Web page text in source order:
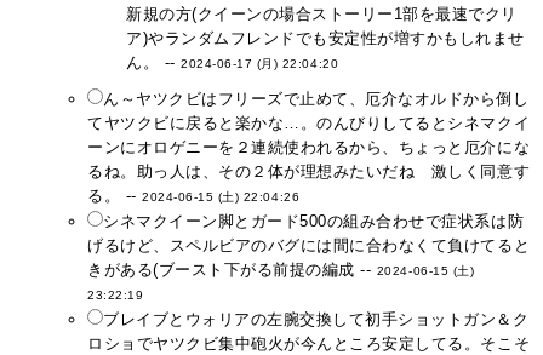
新規の方(クイーンの場合ストーリー1部を最速でクリ
ア)やランダムフレンドでも安定性が増すかもしれませ
ん。 --2024-06-17 (月) 22:04:20
ん～ヤツクビはフリーズで止めて、厄介なオルドから倒し
てヤツクビに戻ると楽かな…。のんびりしてるとシネマクイ
ーンにオロゲニーを２連続使われるから、ちょっと厄介にな
るね。助っ人は、その２体が理想みたいだね 激しく同意す
る。 --2024-06-15 (土) 22:04:26
シネマクイーン脚とガード500の組み合わせで症状系は防
げるけど、スペルビアのバグには間に合わなくて負けてると
きがある(ブースト下がる前提の編成 -- 2024-06-15 (土)
23:22:19
ブレイブとウォリアの左腕交換して初手ショットガン＆ク
ロショでヤツクビ集中砲火が今んところ安定してる。そこそ